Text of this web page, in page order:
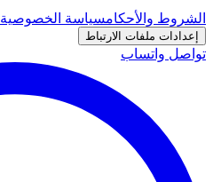
الشروط والأحكامسياسة الخصوصية
إعدادات ملفات الارتباط
تواصل واتساب